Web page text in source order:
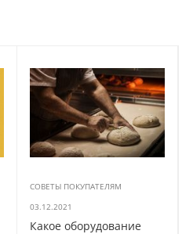
СОВЕТЫ ПОКУПАТЕЛЯМ
03.12.2021
Какое оборудование